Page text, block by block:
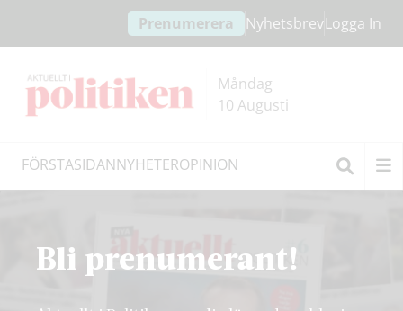
innehållet
headern
Prenumerera NyhetsbrevLogga In
Måndag
10 Augusti
FÖRSTASIDANNYHETEROPINION
Bli prenumerant!